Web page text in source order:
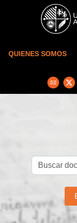
Skip to main content
QUIENES SOMOS